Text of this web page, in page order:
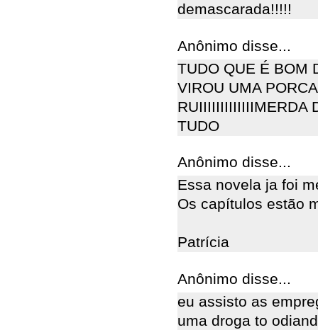
demascarada!!!!!
Anônimo disse...
TUDO QUE É BOM
VIROU UMA
RUIIIIIIIIIIIIIMERDA
TUDO
Anônimo disse...
Essa novela ja foi
Os capítulos estão
Patrícia
Anônimo disse...
eu assisto as
uma droga to